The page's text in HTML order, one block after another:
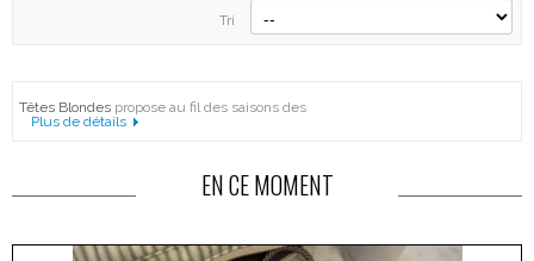
Tri
Têtes Blondes propose au fil des saisons des
Plus de détails
EN CE MOMENT